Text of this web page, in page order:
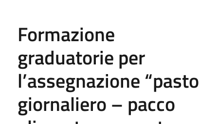
Formazione
graduatorie per
l’assegnazione “pasto
giornaliero – pacco